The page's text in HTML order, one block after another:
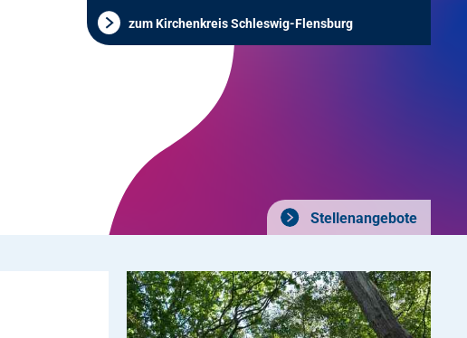
zum Kirchenkreis Schleswig-Flensburg
Stellenangebote